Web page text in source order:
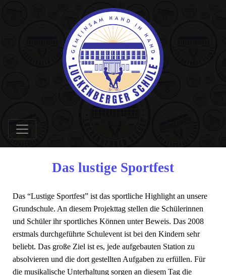
Das lustige Sportfest
Das “Lustige Sportfest” ist das sportliche Highlight an unsere
Grundschule. An diesem Projekttag stellen die Schülerinnen
und Schüler ihr sportliches Können unter Beweis. Das 2008
erstmals durchgeführte Schulevent ist bei den Kindern sehr
beliebt. Das große Ziel ist es, jede aufgebauten Station zu
absolvieren und die dort gestellten Aufgaben zu erfüllen. Für
die musikalische Unterhaltung sorgen an diesem Tag die